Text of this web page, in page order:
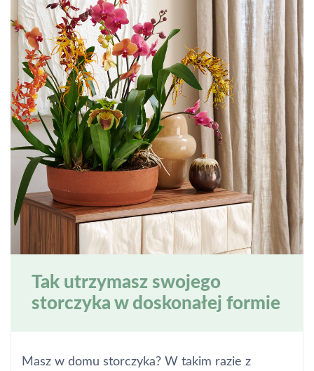
Tak utrzymasz swojego
storczyka w doskonałej formie
Masz w domu storczyka? W takim razie z